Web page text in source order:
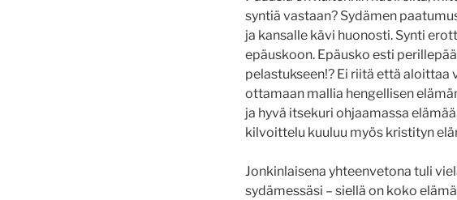
syntiä vastaan? Sydämen
ja kansalle kävi huonosti. Synti
epäuskoon. Epäusko esti
pelastukseen!? Ei riitä että aloittaa
ottamaan mallia hengellisen
ja hyvä itsekuri ohjaamassa
kilvoittelu kuuluu myös kristityn
Jonkinlaisena yhteenvetona tuli
sydämessäsi – siellä on koko